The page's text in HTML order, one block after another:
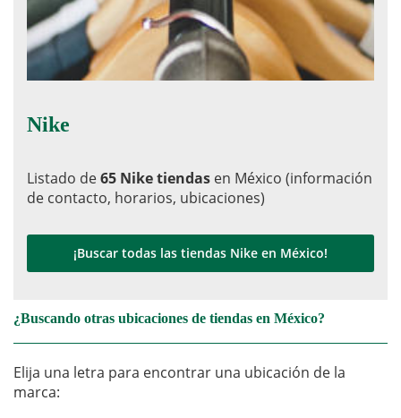
Nike
Listado de65 Nike tiendas en México (información
de contacto, horarios, ubicaciones)
¡Buscar todas las tiendas Nike en México!
¿Buscando otras ubicaciones de tiendas en México?
Elija una letra para encontrar una ubicación de la
marca: